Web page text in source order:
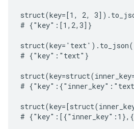
struct(key=[1, 2,
# {"key":[1,2,3]}
# {"key":"text"}
#
#